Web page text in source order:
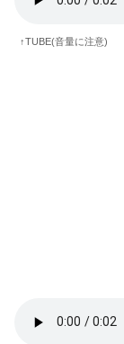
↑TUBE(音量に注意)